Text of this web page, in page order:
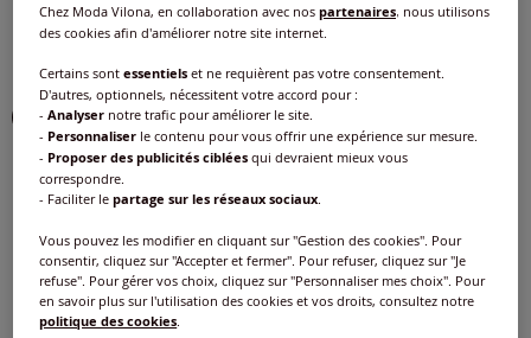
Couleur :bleu roi-aigue-marine imprimé
Taille :
38/40 -Disponible dans 1 semaine
Guide des tailles
27€
Chez Moda Vilona, en collaboration avec nospartenaires, nous utilisons
des cookies afin d'améliorer notre site internet.
Certains sontessentiels et ne requièrent pas votre consentement.
D'autres, optionnels, nécessitent votre accord pour :
-Analyser notre trafic pour améliorer le site.
- Personnaliser le contenu pour vous offrir une expérience sur mesure.
- Proposer des publicités ciblées qui devraient mieux vous
correspondre.
- Faciliter lepartage sur les réseaux sociaux
Vous pouvez les modifier en cliquant sur "Gestion des cookies". Pour
consentir, cliquez sur "Accepter et fermer". Pour refuser, cliquez sur "Je
refuse". Pour gérer vos choix, cliquez sur "Personnaliser mes choix". Pour
en savoir plus sur l'utilisation des cookies et vos droits, consultez notre
politique des cookies